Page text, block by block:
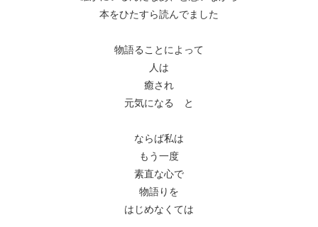
本をひたすら読んでました
物語ることによって
人は
癒され
元気になる と
ならば私は
もう一度
素直な心で
物語りを
はじめなくては